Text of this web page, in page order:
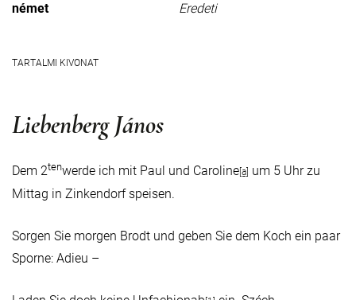
német Eredeti
TARTALMI KIVONAT
Liebenberg János
Dem 2tenwerde ich mit Paul und Caroline [a] um 5 Uhr zu
Mittag in Zinkendorf speisen.
Sorgen Sie morgen Brodt und geben Sie dem Koch ein paar
Sporne: Adieu –